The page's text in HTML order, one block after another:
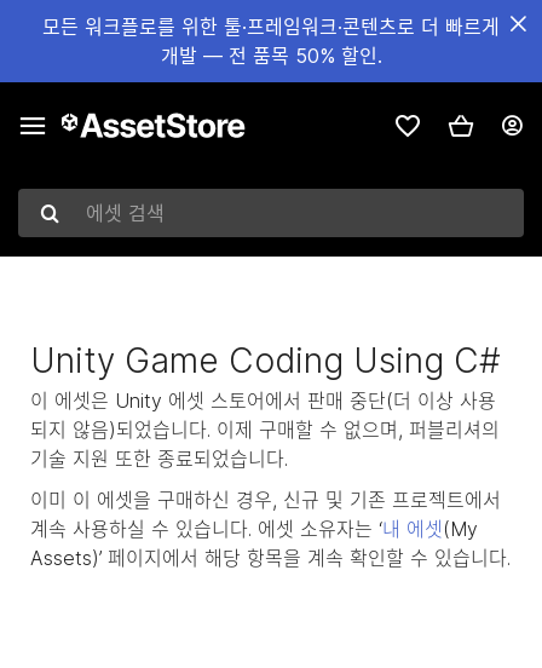
모든 워크플로를 위한 툴·프레임워크·콘텐츠로 더 빠르게
개발 — 전 품목 50% 할인.
에셋 검색
Unity Game Coding Using C#
이 에셋은 Unity 에셋 스토어에서 판매 중단(더 이상 사용
되지 않음)되었습니다. 이제 구매할 수 없으며, 퍼블리셔의
기술 지원 또한 종료되었습니다.
이미 이 에셋을 구매하신 경우, 신규 및 기존 프로젝트에서
계속 사용하실 수 있습니다. 에셋 소유자는 ‘내 에셋 (My
Assets)’ 페이지에서 해당 항목을 계속 확인할 수 있습니다.